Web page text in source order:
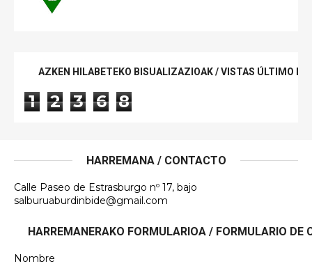
AZKEN HILABETEKO BISUALIZAZIOAK / VISTAS ÚLTIMO
1 2 3 6 8
HARREMANA / CONTACTO
Calle Paseo de Estrasburgo nº 17, bajo
salburuaburdinbide@gmail.com
HARREMANERAKO FORMULARIOA / FORMULARIO DE
Nombre